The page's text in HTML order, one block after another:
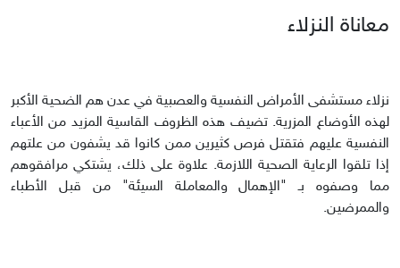
معاناة النزلاء
نزلاء مستشفى الأمراض النفسية والعصبية في عدن هم الضحية الأكبر
لهذه الأوضاع المزرية. تضيف هذه الظروف القاسية المزيد من الأعباء
النفسية عليهم فتقتل فرص كثيرين ممن كانوا قد يشفون من علتهم
إذا تلقوا الرعاية الصحية اللازمة. علاوة على ذلك، يشتكي مرافقوهم
مما وصفوه بـ "الإهمال والمعاملة السيئة" من قبل الأطباء
والممرضين.